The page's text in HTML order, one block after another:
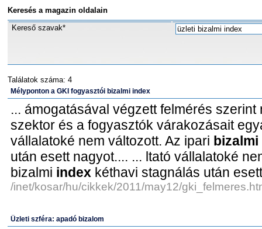
Keresés a magazin oldalain
Kereső szavak*
Találatok száma: 4
Mélyponton a GKI fogyasztói bizalmi index
... ámogatásával végzett felmérés
szektor és a fogyasztók várakozásait
vállalatoké nem változott. Az ipari bizalmi
után esett nagyot.... ... ltató vállalatoké
bizalmi index kéthavi stagnálás után
/inet/kosar/hu/cikkek/2011/may12/
Üzleti szféra: apadó bizalom